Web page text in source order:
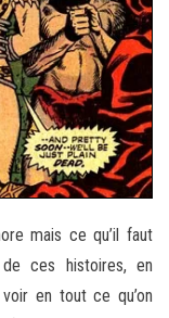
mais ce qu’il faut
ces histoires, en
en tout ce qu’on